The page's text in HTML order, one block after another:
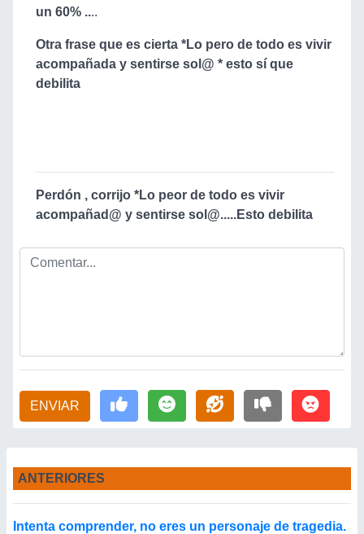
un 60% ....
Otra frase que es cierta *Lo pero de todo es vivir
acompañada y sentirse sol@ * esto sí que
debilita
Perdón , corrijo *Lo peor de todo es vivir
acompañad@ y sentirse sol@.....Esto debilita
ENVIAR
ANTERIORES
Intenta comprender, no eres un personaje de tragedia.